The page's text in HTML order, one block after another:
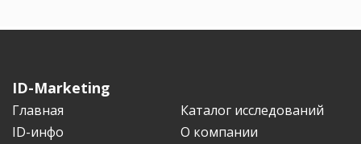
ID-Marketing
Главная
Каталог исследований
ID-инфо
О компании